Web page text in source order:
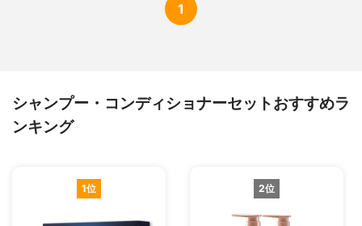
1
シャンプー・コンディショナーセットおすすめラ
ンキング
1位 2位